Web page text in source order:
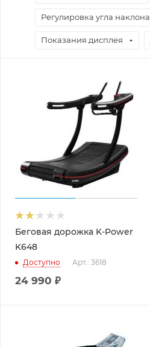
Регулировка угла наклона
Показания дисплея
Беговая дорожка K-Power
K648
Доступно Арт.: 3618
24 990 ₽